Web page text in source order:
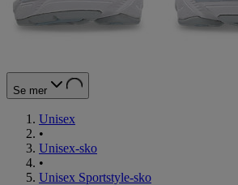
Se mer
Unisex
•
Unisex-sko
•
Unisex Sportstyle-sko